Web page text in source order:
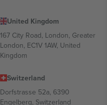
United Kingdom
167 City Road, London, Greater
London, EC1V 1AW, United
Kingdom
Switzerland
Dorfstrasse 52a, 6390
Engelberg, Switzerland